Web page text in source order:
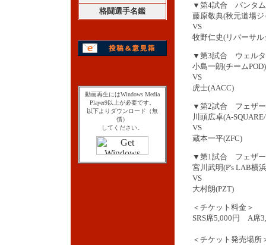
格闘選手名鑑
動画再生にはWindows Media
Player9以上が必要です。
以下よりダウンロード（無
償）
してください。
▼第4試合 バンタム
藤原敬典(秋元道場
VS
牧野仁史(リバーサル
▼第3試合 ウェルタ
小島一朗(チームPOD)
VS
虎士(AACC)
▼第2試合 フェザ
川頭広卓(A-
VS
蔵本一平(ZFC)
▼第1試合 フェザー
宮川武明(P's LAB横
VS
大村朗(PZT)
＜チケット料金＞
SRS席5,000円 A席
＜チケット発売場所